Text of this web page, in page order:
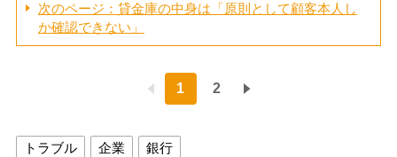
次のページ：貸金庫の中身は「原則として顧客本人し
か確認できない」
1 2
トラブル 企業 銀行